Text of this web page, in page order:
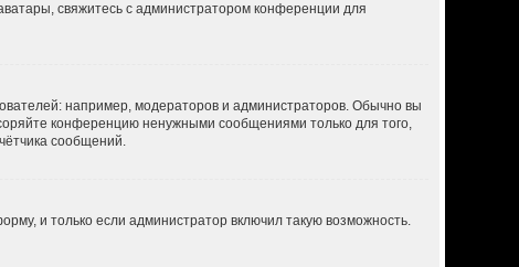
свяжитесь с администратором конференции для
например, модераторов и администраторов. Обычно вы
конференцию ненужными сообщениями только для того,
сообщений.
и только если администратор включил такую возможность.